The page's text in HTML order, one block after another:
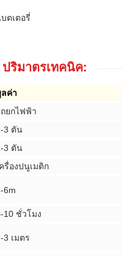
ตเตอรี่
ปริมาตรเทคนิค:
ค่า
ยกไฟฟ้า
3 ตัน
3 ตัน
รื่องปนูเมติก
6m
10 ชั่วโมง
3 เมตร